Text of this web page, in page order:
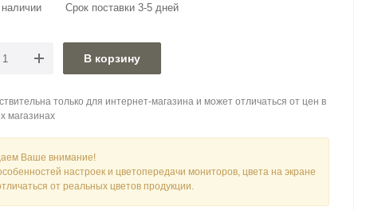
Срок поставки 3-5 дней
В корзину
только для интернет-магазина и может отличаться от цен в
магазинах
Ваше внимание!
настроек и цветопередачи мониторов, цвета на экране
от реальных цветов продукции.